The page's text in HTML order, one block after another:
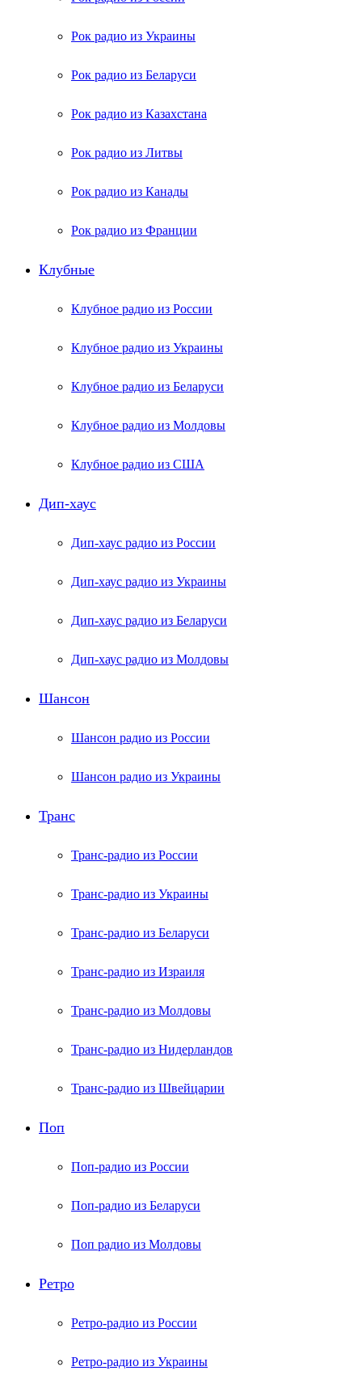
Рок радио из Украины
Рок радио из Беларуси
Рок радио из Казахстана
Рок радио из Литвы
Рок радио из Канады
Рок радио из Франции
Клубные
Клубное радио из России
Клубное радио из Украины
Клубное радио из Беларуси
Клубное радио из Молдовы
Клубное радио из США
Дип-хаус
Дип-хаус радио из России
Дип-хаус радио из Украины
Дип-хаус радио из Беларуси
Дип-хаус радио из Молдовы
Шансон
Шансон радио из России
Шансон радио из Украины
Транс
Транс-радио из России
Транс-радио из Украины
Транс-радио из Беларуси
Транс-радио из Израиля
Транс-радио из Молдовы
Транс-радио из Нидерландов
Транс-радио из Швейцарии
Поп
Поп-радио из России
Поп-радио из Беларуси
Поп радио из Молдовы
Ретро
Ретро-радио из России
Ретро-радио из Украины